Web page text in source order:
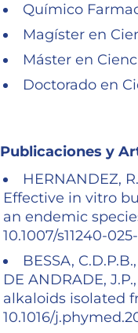
Químico
Magíster en
Máster en
Doctorado en
Publicaciones y
HERNANDEZ,
Effective in vitro
an endemic
10.1007/s11240-
BESSA,
DE ANDRADE,
alkaloids isolated
10.1016/